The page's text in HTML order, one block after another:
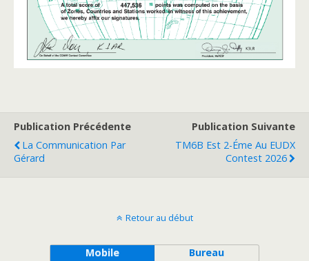
Publication Précédente
La Communication Par
Gérard
Publication Suivante
TM6B Est 2-Éme Au EUDX
Contest 2026
Retour au début
Mobile Bureau